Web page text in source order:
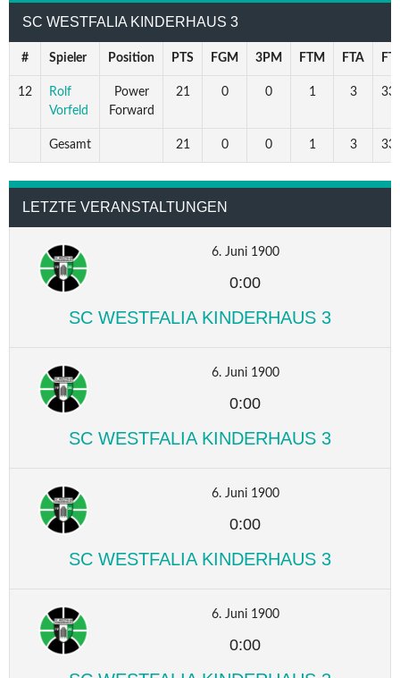
SC WESTFALIA KINDERHAUS 3
# Spieler Position PTS FGM 3PM FTM FTA
12
Rolf
Vorfeld
Power
Forward
21 0 0 1 3
Gesamt 21 0 0 1 3
LETZTE VERANSTALTUNGEN
6. Juni 1900
0:00
SC WESTFALIA KINDERHAUS 3
6. Juni 1900
0:00
SC WESTFALIA KINDERHAUS 3
6. Juni 1900
0:00
SC WESTFALIA KINDERHAUS 3
6. Juni 1900
0:00